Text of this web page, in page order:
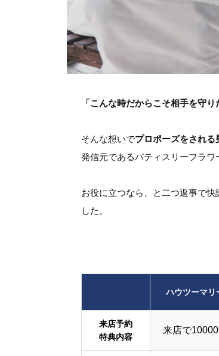
「こんな時だからこそ相手を守り
そんな想いでプロポーズをされる
発信元であるパティスリーフラワ
お役に立つなら、と二つ返事で
した。
ハウツーマリ
来店予約
特典内容
来店で10000